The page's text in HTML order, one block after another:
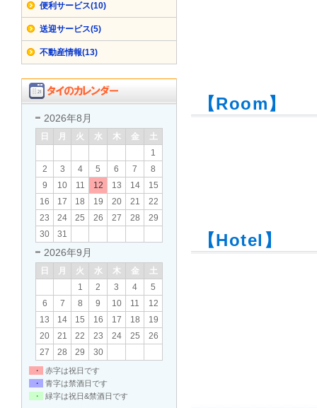
【Room】
【Hotel】
便利サービス(10)
送迎サービス(5)
不動産情報(13)
2026年8月
日 月 火 水 木 金
土
1
2
3 4 5 6 7
8
9
10 11 12 13 14
15
16
17 18 19 20 21
22
23
24 25 26 27 28
29
30
31
2026年9月
日 月 火 水 木 金
土
1
2 3 4
5
6
7 8 9 10 11
12
13
14 15 16 17 18
19
20
21 22 23 24 25
26
27
28 29 30
・
赤字は祝日です
・
青字は禁酒日です
・
緑字は祝日&禁酒日です